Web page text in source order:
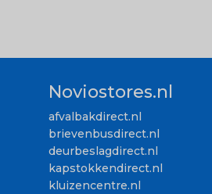
Noviostores.nl
afvalbakdirect.nl
brievenbusdirect.nl
deurbeslagdirect.nl
kapstokkendirect.nl
kluizencentre.nl